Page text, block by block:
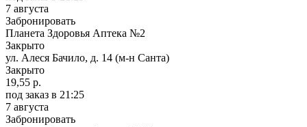
7 августа
Забронировать
Планета Здоровья Аптека №2
Закрыто
ул. Алеся Бачило, д. 14 (м-н Санта)
Закрыто
19,55 р.
под заказ в 21:25
7 августа
Забронировать